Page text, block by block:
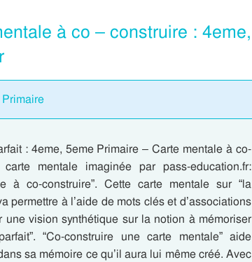
à co – construire : 4eme,
: 4eme, 5eme Primaire – Carte mentale à co-
mentale imaginée par pass-education.fr:
à co-construire”. Cette carte mentale sur “la
permettre à l’aide de mots clés et d’associations
une vision synthétique sur la notion à mémoriser
“Co-construire une carte mentale” aide
sa mémoire ce qu’il aura lui même créé. Avec